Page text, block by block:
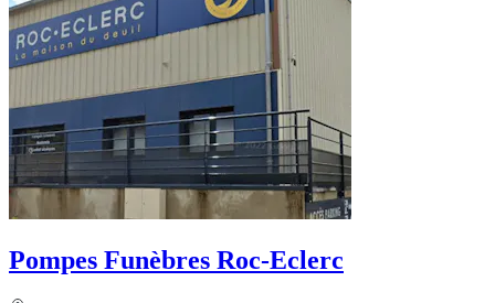
Pompes Funèbres Roc-Eclerc